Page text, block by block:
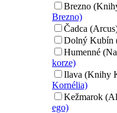
Brezno
Brezno)
Čadca
Dolný Kubín
Humenné
korze)
Ilava (Knihy
Kornélia)
Kežmarok
ego)